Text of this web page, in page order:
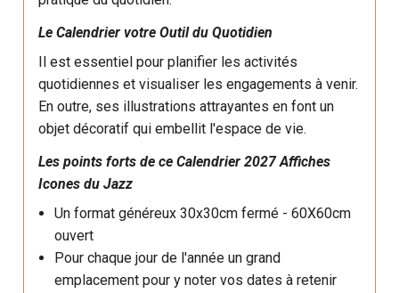
Le Calendrier votre Outil du Quotidien
Il est essentiel pour planifier les activités
quotidiennes et visualiser les engagements à venir.
En outre, ses illustrations attrayantes en font un
objet décoratif qui embellit l'espace de vie.
Les points forts de ceCalendrier 2027Affiches
Icones du Jazz
Un format généreux 30x30cm fermé - 60X60cm
ouvert
Pour chaque jour de l'année un grand
emplacement pour y noter vos dates à retenir